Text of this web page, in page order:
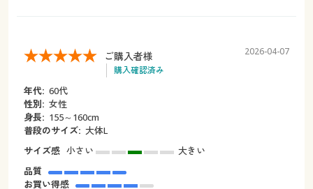
ご購入者様
購入確認済み
2026-04-07
年代: 60代
性別: 女性
身長: 155～160cm
普段のサイズ: 大体L
サイズ感 小さい
大きい
品質
お買い得感